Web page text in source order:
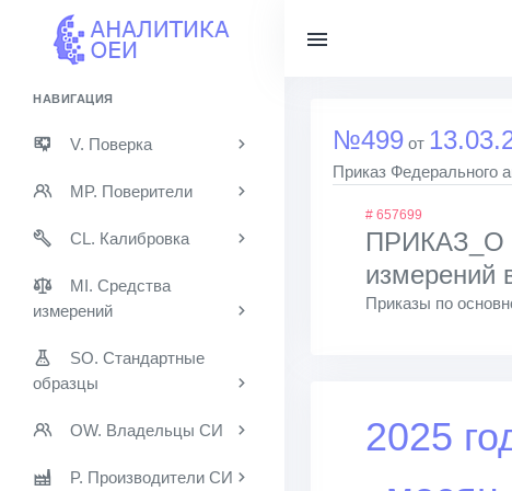
НАВИГАЦИЯ
V. Поверка
MP. Поверители
CL. Калибровка
MI. Средства
измерений
SO. Стандартные
образцы
OW. Владельцы СИ
P. Производители СИ
№499 от
Приказ Федерального
# 657699
ПРИКАЗ_О
измерений
Приказы по
2025